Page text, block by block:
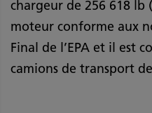
chargeur de 256 618 lb
moteur conforme aux
Final de l’EPA et il est
camions de transport